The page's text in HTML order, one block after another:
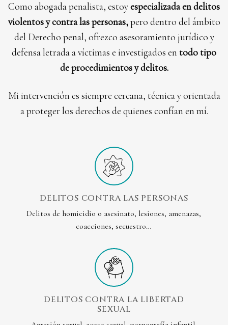
Como abogada penalista, estoyespecializada en delitos
violentos y contra las personas,pero dentro del ámbito
del Derecho penal, ofrezco asesoramiento jurídico y
defensa letrada a víctimas e investigados en todo tipo
de procedimientos y delitos.
Mi intervención es siempre cercana, técnica y orientada
a proteger los derechos de quienes confían en mí.
DELITOS CONTRA LAS PERSONAS
Delitos de homicidio o asesinato, lesiones, amenazas,
coacciones, secuestro…
DELITOS CONTRA LA LIBERTAD
SEXUAL